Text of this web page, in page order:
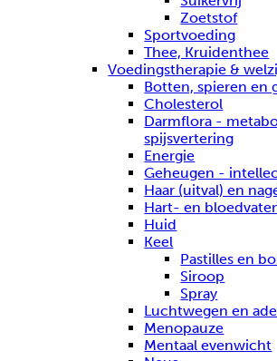
Zoetstof
Sportvoeding
Thee, Kruidenthee
Voedingstherapie &
Botten, spieren en
Cholesterol
Darmflora -
spijsvertering
Energie
Geheugen -
Haar (uitval) en
Hart- en
Huid
Keel
Pastilles en
Siroop
Spray
Luchtwegen en
Menopauze
Mentaal evenwicht